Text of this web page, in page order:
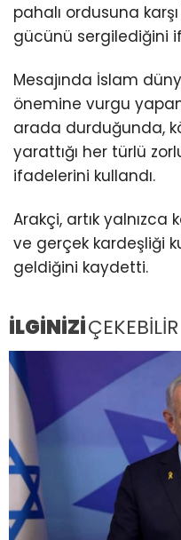
pahalı ordusuna karşı
gücünü sergilediğini
Mesajında İslam
önemine vurgu
arada durduğunda,
yarattığı her türlü
ifadelerini kullandı.
Arakçi, artık
ve gerçek kardeşliği
geldiğini kaydetti.
İLGİNİZİÇEKEBİLİR